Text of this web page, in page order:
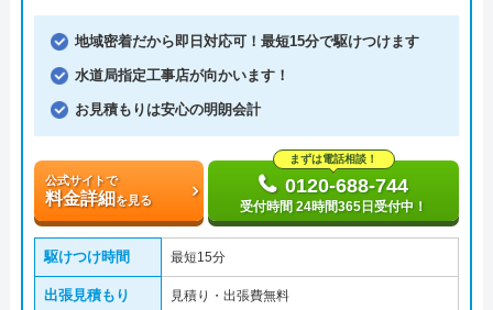
地域密着だから即日対応可！最短15分で駆けつけます
水道局指定工事店が向かいます！
お見積もりは安心の明朗会計
公式サイトで
料金詳細を見る
まずは電話相談！
0120-688-744
受付時間 24時間365日受付中！
駆けつけ時間 最短15分
出張見積もり 見積り・出張費無料